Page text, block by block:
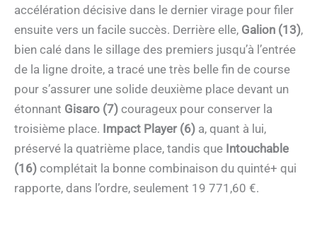
accélération décisive dans le dernier virage pour filer
ensuite vers un facile succès. Derrière elle, Galion (13),
bien calé dans le sillage des premiers jusqu’à l’entrée
de la ligne droite, a tracé une très belle fin de course
pour s’assurer une solide deuxième place devant un
étonnant Gisaro (7) courageux pour conserver la
troisième place. Impact Player (6) a, quant à lui,
préservé la quatrième place, tandis que Intouchable
(16) complétait la bonne combinaison du quinté+ qui
rapporte, dans l’ordre, seulement 19 771,60 €.